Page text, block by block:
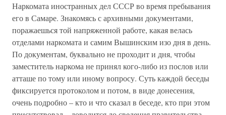
Наркомата иностранных дел СССР во время пребывания
его в Самаре. Знакомясь с архивными документами,
поражаешься той напряженной работе, какая велась
отделами наркомата и самим Вышинским изо дня в день.
По документам, буквально не проходит и дня, чтобы
заместитель наркома не принял кого-либо из послов или
атташе по тому или иному вопросу. Суть каждой беседы
фиксируется протоколом и потом, в виде донесения,
очень подробно – кто и что сказал в беседе, кто при этом